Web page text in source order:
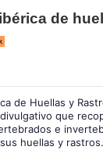
de
de Huellas y
que
e
huellas y rastros.